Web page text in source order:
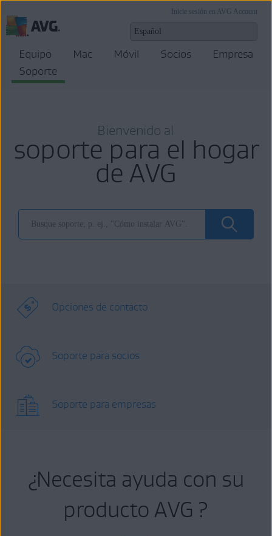
Inicie sesión en AVG Account
Equipo Mac Móvil Socios
Empresa
Soporte
Bienvenido al
soporte para el hogar
de AVG
Opciones de contacto
Soporte para socios
Soporte para empresas
¿Necesita ayuda con su
producto AVG ?